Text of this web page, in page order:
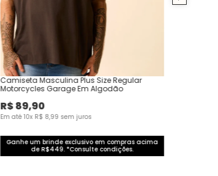
Camiseta Masculina Plus Size Regular
Motorcycles Garage Em Algodão
R$89,90
Em até10x R$ 8,99 sem juros
Ganhe um brinde exclusivo em compras acima
de R$449. *Consulte condições.